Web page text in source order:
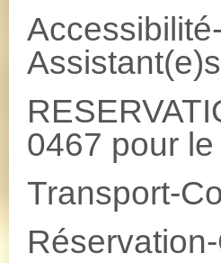
0467 pour
Transport-